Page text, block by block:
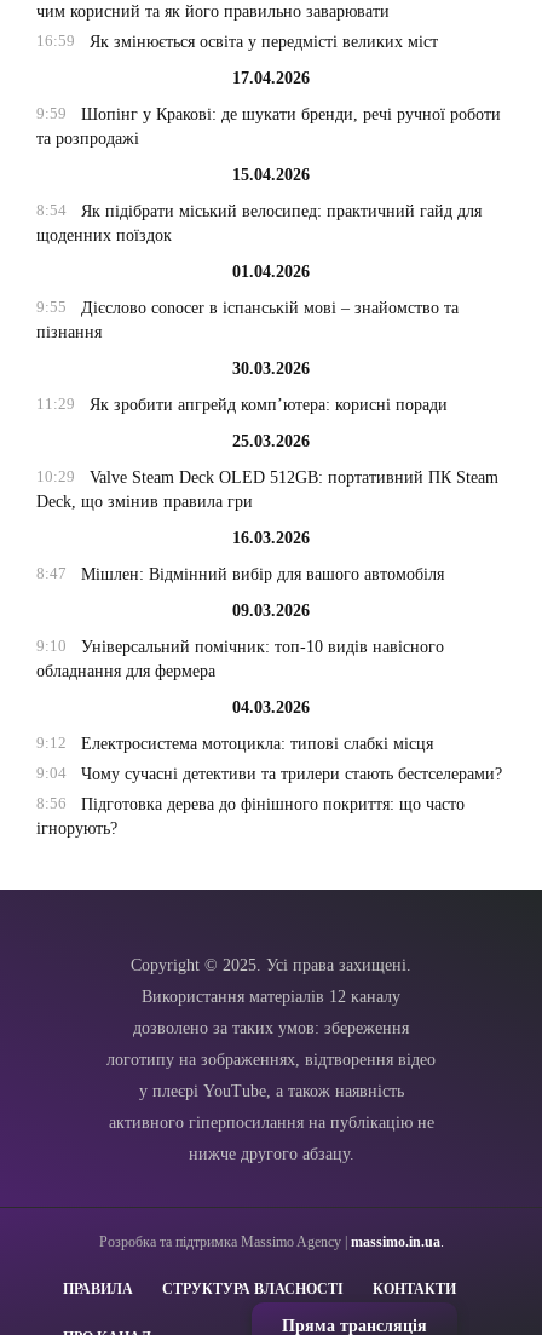
чим корисний та як його правильно заварювати
16:59
Як змінюється освіта у передмісті великих міст
17.04.2026
9:59
Шопінг у Кракові: де шукати бренди, речі ручної роботи
та розпродажі
15.04.2026
8:54
Як підібрати міський велосипед: практичний гайд для
щоденних поїздок
01.04.2026
9:55
Дієслово conocer в іспанській мові – знайомство та
пізнання
30.03.2026
11:29
Як зробити апгрейд комп’ютера: корисні поради
25.03.2026
10:29
Valve Steam Deck OLED 512GB: портативний ПК Steam
Deck, що змінив правила гри
16.03.2026
8:47
Мішлен: Відмінний вибір для вашого автомобіля
09.03.2026
9:10
Універсальний помічник: топ-10 видів навісного
обладнання для фермера
04.03.2026
9:12
Електросистема мотоцикла: типові слабкі місця
9:04
Чому сучасні детективи та трилери стають бестселерами?
8:56
Підготовка дерева до фінішного покриття: що часто
ігнорують?
Copyright © 2025. Усі права захищені.
Використання матеріалів 12 каналу
дозволено за таких умов: збереження
логотипу на зображеннях, відтворення відео
у плеєрі YouTube, а також наявність
активного гіперпосилання на публікацію не
нижче другого абзацу.
Розробка та підтримка Massimo Agency | massimo.in.ua.
ПРАВИЛА СТРУКТУРА ВЛАСНОСТІ КОНТАКТИ
Пряма трансляція